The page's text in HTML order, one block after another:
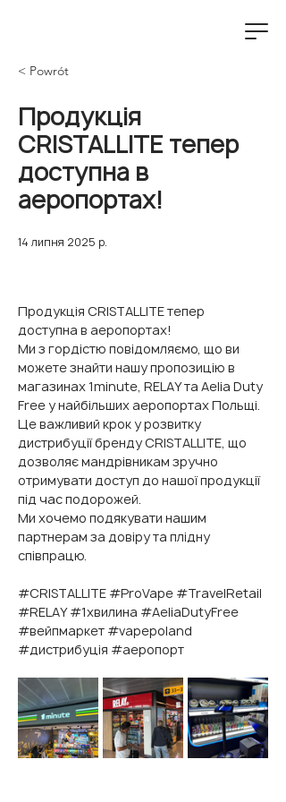
< Powrót
Продукція
CRISTALLITE тепер
доступна в
аеропортах!
14 липня 2025 р.
Продукція CRISTALLITE тепер
доступна в аеропортах!
Ми з гордістю повідомляємо, що ви
можете знайти нашу пропозицію в
магазинах 1minute, RELAY та Aelia Duty
Free у найбільших аеропортах Польщі.
Це важливий крок у розвитку
дистрибуції бренду CRISTALLITE, що
дозволяє мандрівникам зручно
отримувати доступ до нашої продукції
під час подорожей.
Ми хочемо подякувати нашим
партнерам за довіру та плідну
співпрацю.
#CRISTALLITE #ProVape #TravelRetail
#RELAY #1хвилина #AeliaDutyFree
#вейпмаркет #vapepoland
#дистрибуція #аеропорт